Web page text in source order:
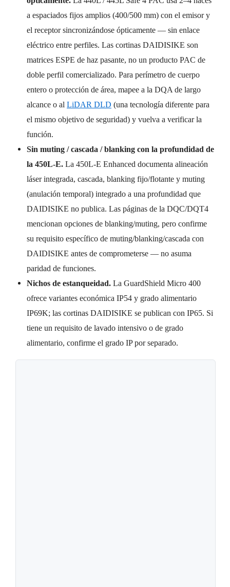
a espaciados fijos amplios (400/500 mm) con el emisor y
el receptor sincronizándose ópticamente — sin enlace
eléctrico entre perfiles. Las cortinas DAIDISIKE son
matrices ESPE de haz pasante, no un producto PAC de
doble perfil comercializado. Para perímetro de cuerpo
entero o protección de área, mapee a la DQA de largo
alcance o al LiDAR DLD (una tecnología diferente para
el mismo objetivo de seguridad) y vuelva a verificar la
función.
Sin muting / cascada / blanking con la profundidad de
la 450L-E. La 450L-E Enhanced documenta alineación
láser integrada, cascada, blanking fijo/flotante y muting
(anulación temporal) integrado a una profundidad que
DAIDISIKE no publica. Las páginas de la DQC/DQT4
mencionan opciones de blanking/muting, pero confirme
su requisito específico de muting/blanking/cascada con
DAIDISIKE antes de comprometerse — no asuma
paridad de funciones.
Nichos de estanqueidad. La GuardShield Micro 400
ofrece variantes económica IP54 y grado alimentario
IP69K; las cortinas DAIDISIKE se publican con IP65. Si
tiene un requisito de lavado intensivo o de grado
alimentario, confirme el grado IP por separado.